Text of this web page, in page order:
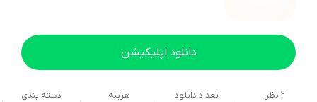
دانلود اپلیکیشن
2 نظر تعداد دانلود هزینه دسته بندی